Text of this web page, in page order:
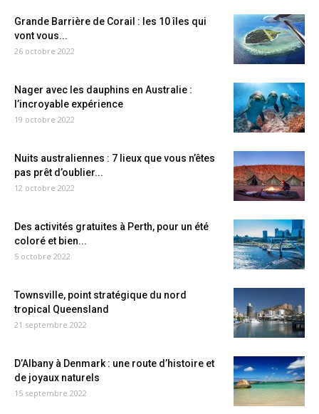
Grande Barrière de Corail : les 10 îles qui
vont vous...
26 octobre 2022
Nager avec les dauphins en Australie :
l’incroyable expérience
19 octobre 2022
Nuits australiennes : 7 lieux que vous n’êtes
pas prêt d’oublier...
12 octobre 2022
Des activités gratuites à Perth, pour un été
coloré et bien...
5 octobre 2022
Townsville, point stratégique du nord
tropical Queensland
21 septembre 2022
D’Albany à Denmark : une route d’histoire et
de joyaux naturels
15 septembre 2022